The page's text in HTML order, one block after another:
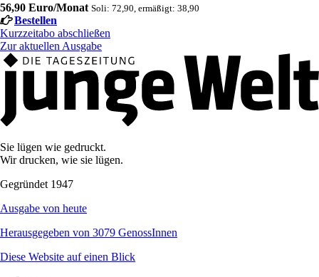
56,90 Euro/Monat Soli: 72,90, ermäßigt: 38,90
Bestellen
Kurzzeitabo abschließen
Zur aktuellen Ausgabe
Sie lügen wie gedruckt.
Wir drucken, wie sie lügen.
Gegründet 1947
Ausgabe von heute
Herausgegeben von 3079 GenossInnen
Diese Website auf einen Blick